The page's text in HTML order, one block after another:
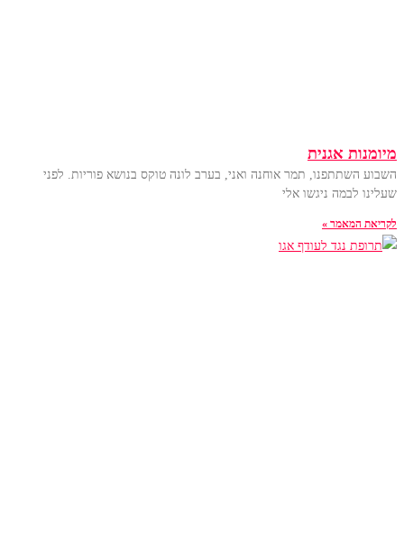
מיומנות אגנית
השבוע השתתפנו, תמר אוחנה ואני, בערב לונה טוקס בנושא פוריות. לפני
שעלינו לבמה ניגשו אלי
לקריאת המאמר »